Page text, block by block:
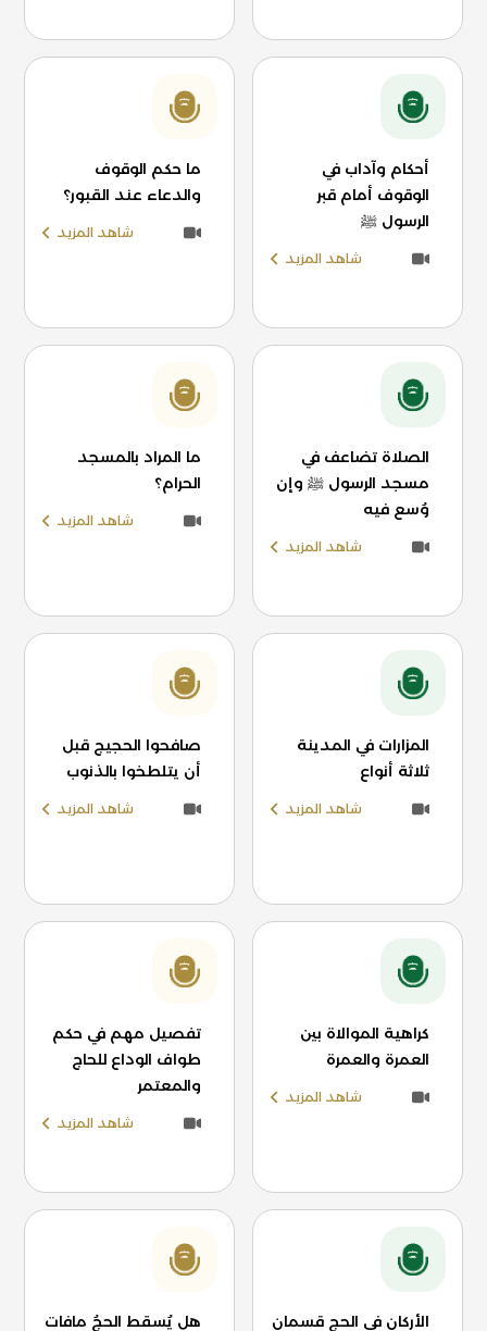
أحكام وآداب في
الوقوف أمام قبر
الرسول ﷺ
شاهد المزيد
ما حكم الوقوف
والدعاء عند القبور؟
شاهد المزيد
الصلاة تضاعف في
مسجد الرسول ﷺ وإن
وُسع فيه
شاهد المزيد
ما المراد بالمسجد
الحرام؟
شاهد المزيد
المزارات في المدينة
ثلاثة أنواع
شاهد المزيد
صافحوا الحجيج قبل
أن يتلطخوا بالذنوب
شاهد المزيد
كراهية الموالاة بين
العمرة والعمرة
شاهد المزيد
تفصيل مهم في حكم
طواف الوداع للحاج
والمعتمر
شاهد المزيد
الأركان في الحج قسمان هل يُسقط الحجُ مافات